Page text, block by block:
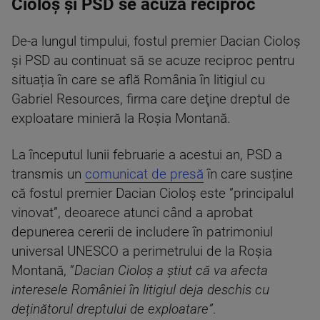
Cioloș și PSD se acuză reciproc
De-a lungul timpului, fostul premier Dacian Cioloș
și PSD au continuat să se acuze reciproc pentru
situația în care se află România în litigiul cu
Gabriel Resources, firma care deţine dreptul de
exploatare minieră la Roşia Montană.
La începutul lunii februarie a acestui an, PSD a
transmis un comunicat de presă în care susține
că fostul premier Dacian Cioloș este ”principalul
vinovat”, deoarece atunci când a aprobat
depunerea cererii de includere în patrimoniul
universal UNESCO a perimetrului de la Roșia
Montană, ”Dacian Cioloș a știut că va afecta
interesele României în litigiul deja deschis cu
deținătorul dreptului de exploatare”.